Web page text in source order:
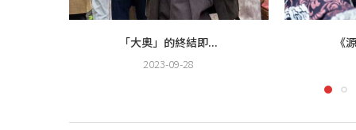
「大奧」的終結即...
2023-09-28
《